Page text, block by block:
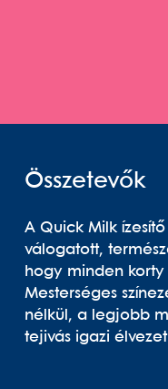
Összetevők
A Quick Milk
válogatott,
hogy minden korty
Mesterséges
nélkül, a legjobb
tejivás igazi